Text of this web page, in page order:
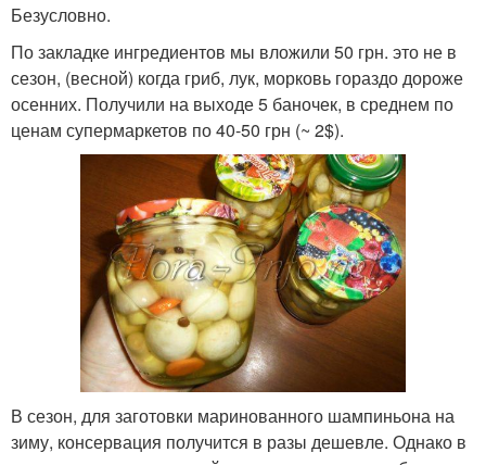
Безусловно.
По закладке ингредиентов мы вложили 50 грн. это не в
сезон, (весной) когда гриб, лук, морковь гораздо дороже
осенних. Получили на выходе 5 баночек, в среднем по
ценам супермаркетов по 40-50 грн (~ 2$).
В сезон, для заготовки маринованного шампиньона на
зиму, консервация получится в разы дешевле. Однако в